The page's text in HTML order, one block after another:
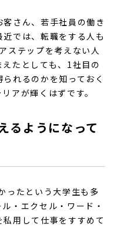
さん、若手社員の働き
では、転職をする人も
ステップを考えない人
たとしても、1社目の
れるのかを知っておく
アが輝くはずです。
るようになって
ったという大学生も多
・エクセル・ワード・
用して仕事をすすめて